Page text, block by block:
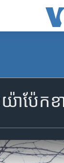
ា​ប៉ែក​